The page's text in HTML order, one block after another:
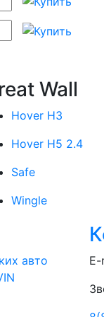
Wall
Hover H3
Hover H5 2.4
Safe
Wingle
авто
E-